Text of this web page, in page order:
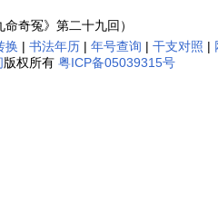
奇冤》第二十九回）
换 | 书法年历 | 年号查询 | 干支对照 |
版权所有 粤ICP备05039315号